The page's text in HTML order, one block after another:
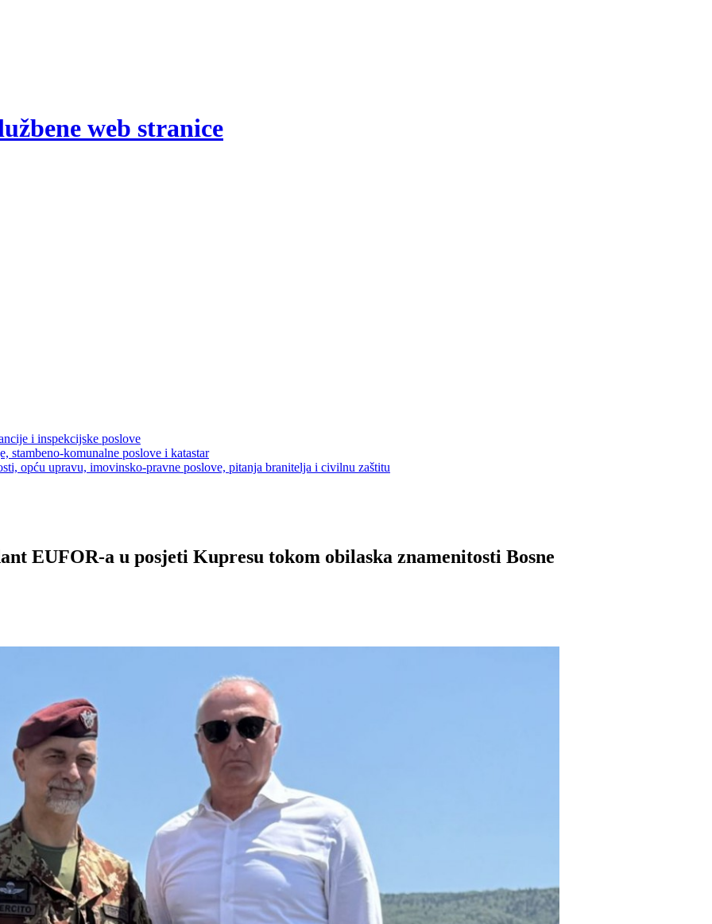
web stranice
i inspekcijske poslove
stambeno-komunalne poslove i katastar
opću upravu, imovinsko-pravne poslove, pitanja branitelja i civilnu zaštitu
EUFOR-a u posjeti Kupresu tokom obilaska znamenitosti Bosne